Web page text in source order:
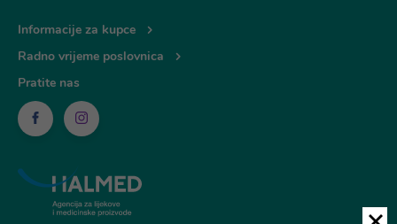
Informacije za kupce
Radno vrijeme poslovnica
Pratite nas